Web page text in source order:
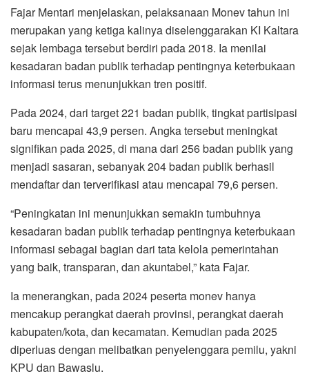
Fajar Mentari menjelaskan, pelaksanaan Monev tahun ini
merupakan yang ketiga kalinya diselenggarakan KI Kaltara
sejak lembaga tersebut berdiri pada 2018. Ia menilai
kesadaran badan publik terhadap pentingnya keterbukaan
informasi terus menunjukkan tren positif.
Pada 2024, dari target 221 badan publik, tingkat partisipasi
baru mencapai 43,9 persen. Angka tersebut meningkat
signifikan pada 2025, di mana dari 256 badan publik yang
menjadi sasaran, sebanyak 204 badan publik berhasil
mendaftar dan terverifikasi atau mencapai 79,6 persen.
“Peningkatan ini menunjukkan semakin tumbuhnya
kesadaran badan publik terhadap pentingnya keterbukaan
informasi sebagai bagian dari tata kelola pemerintahan
yang baik, transparan, dan akuntabel,” kata Fajar.
Ia menerangkan, pada 2024 peserta monev hanya
mencakup perangkat daerah provinsi, perangkat daerah
kabupaten/kota, dan kecamatan. Kemudian pada 2025
diperluas dengan melibatkan penyelenggara pemilu, yakni
KPU dan Bawaslu.